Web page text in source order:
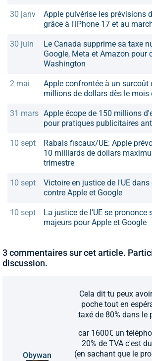
30 janv
Apple pulvérise les prévisions
grâce à l'iPhone 17 et au
30 juin
Le Canada supprime sa taxe
Google, Meta et Amazon pour
Washington
2 mai
Apple confrontée à un surcoût
millions de dollars dès le mois
31 mars Apple écope de 150 millions
pour pratiques publicitaires
10 sept
Rabais fiscaux/UE: Apple
10 milliards de dollars
trimestre
10 sept
Victoire en justice de l'UE
contre Apple et Google
10 sept
La justice de l'UE se prononce
majeurs pour Apple et Google
3 commentaires sur cet article.
discussion.
Obywan
Cela dit tu peux
poche tout en
taxé de 80% dans le
car 1600€ un
20% de TVA c'est
(en sachant que le